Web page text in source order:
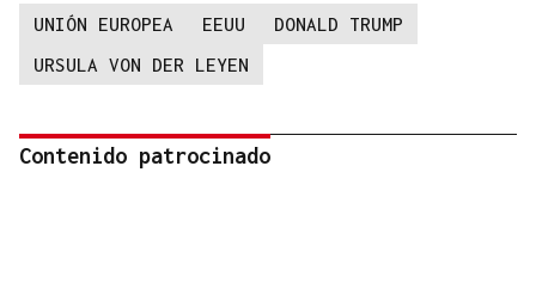
UNIÓN EUROPEA EEUU
DONALD TRUMP
URSULA VON DER LEYEN
Contenido patrocinado